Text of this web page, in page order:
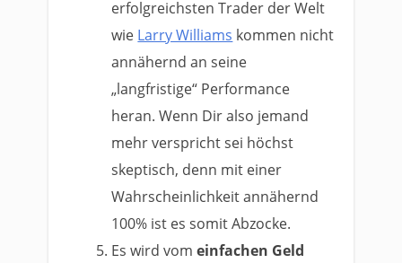
erfolgreichsten Trader der Welt
wie Larry Williams kommen nicht
annähernd an seine
„langfristige“ Performance
heran. Wenn Dir also jemand
mehr verspricht sei höchst
skeptisch, denn mit einer
Wahrscheinlichkeit annähernd
100% ist es somit Abzocke.
Es wird vomeinfachen Geld